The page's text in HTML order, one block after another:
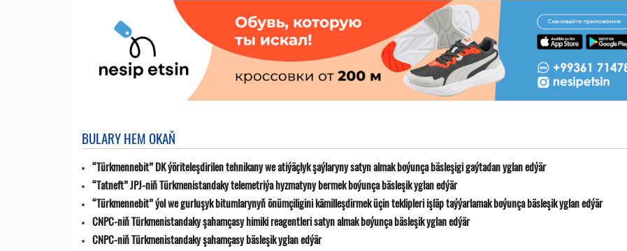
BULARY HEM OKAŇ
“Türkmennebit” DK ýöriteleşdirilen tehnikany we atiýäçlyk şaýlaryny satyn almak boýunça bäsleşigi gaýtadan yglan edýär
“Tatneft” JPJ-niň Türkmenistandaky telemetriýa hyzmatyny bermek boýunça bäsleşik yglan edýär
“Türkmennebit” ýol we gurluşyk bitumlarynyň önümçiligini kämilleşdirmek üçin teklipleri işläp taýýarlamak boýunça bäsleşik yglan edýär
CNPC-niň Türkmenistandaky şahamçasy himiki reagentleri satyn almak boýunça bäsleşik yglan edýär
CNPC-niň Türkmenistandaky şahamçasy bäsleşik yglan edýär